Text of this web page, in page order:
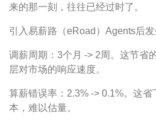
来的那一刻，往往已经过时了。
引入易薪路（eRoad）Agents后发
调薪周期：3个月 -> 2周。这节省
层对市场的响应速度。
算薪错误率：2.3% -> 0.1%。这
本，难以估量。